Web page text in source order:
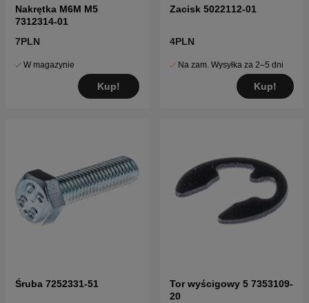
Nakrętka M6M M5
7312314-01
7PLN
W magazynie
Kup!
Zacisk 5022112-01
4PLN
Na zam. Wysyłka za 2–5 dni
Kup!
Śruba 7252331-51
Tor wyścigowy 5 7353109-
20